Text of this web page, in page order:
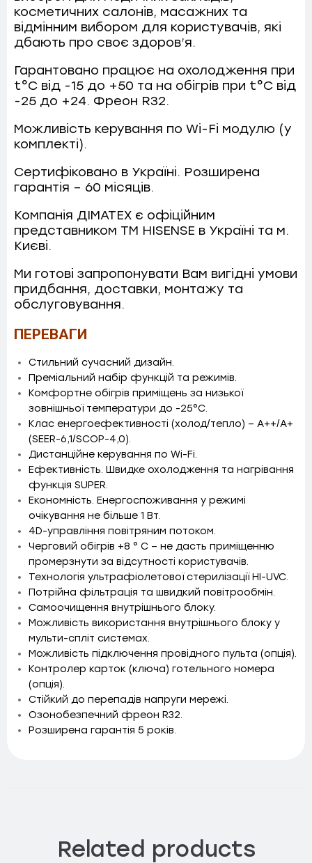
косметичних салонів, масажних та
відмінним вибором для користувачів, які
дбають про своє здоров’я.
Гарантовано працює на охолодження при
t°C від -15 до +50 та на обігрів при t°C від
-25 до +24. Фреон R32.
Можливість керування по Wi-Fi модулю (у
комплекті).
Сертифіковано в Україні. Розширена
гарантія – 60 місяців.
Компанія ДІМАТЕХ є офіційним
представником ТМ HISENSE в Україні та м.
Києві.
Ми готові запропонувати Вам вигідні умови
придбання, доставки, монтажу та
обслуговування.
ПЕРЕВАГИ
Стильний сучасний дизайн.
Преміальний набір функцій та режимів.
Комфортне обігрів приміщень за низької
зовнішньої температури до -25°C.
Клас енергоефективності (холод/тепло) – A++/А+
(SEER-6,1/SCOP-4,0).
Дистанційне керування по Wi-Fi.
Ефективність. Швидке охолодження та нагрівання
функція SUPER.
Економність. Енергоспоживання у режимі
очікування не більше 1 Вт.
4D-управління повітряним потоком.
Черговий обігрів +8 ° С – не дасть приміщенню
промерзнути за відсутності користувачів.
Технологія ультрафіолетової стерилізації HI-UVC.
Потрійна фільтрація та швидкий повітрообмін.
Самоочищення внутрішнього блоку.
Можливість використання внутрішнього блоку у
мульти-спліт системах.
Можливість підключення провідного пульта (опція).
Контролер карток (ключа) готельного номера
(опція).
Стійкий до перепадів напруги мережі.
Озонобезпечний фреон R32.
Розширена гарантія 5 років.
Related products